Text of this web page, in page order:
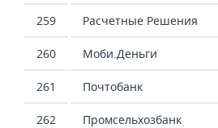
259 Расчетные Решения
260 Моби.Деньги
261 Почтобанк
262 Промсельхозбанк